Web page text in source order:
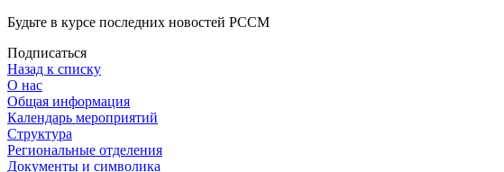
Будьте в курсе последних новостей РССМ
Подписаться
Назад к списку
О нас
Общая информация
Календарь мероприятий
Структура
Региональные отделения
Документы и символика